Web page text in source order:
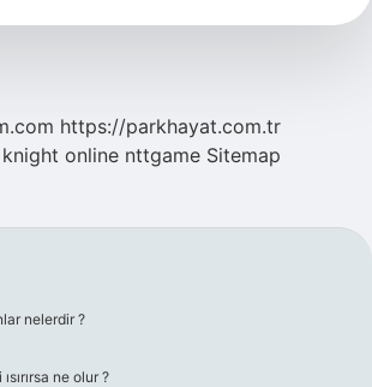
https://parkhayat.com.tr
knight online nttgame Sitemap
nelerdir ?
ne olur ?